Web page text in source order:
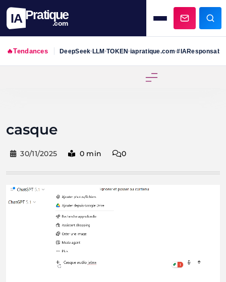
IA Pratique
.com
🔥Tendances DeepSeek•LLM•TOKEN•iapratique.com•#IAResponsable
casque
30/11/2025 0 min 0
Lecteur
vidéo